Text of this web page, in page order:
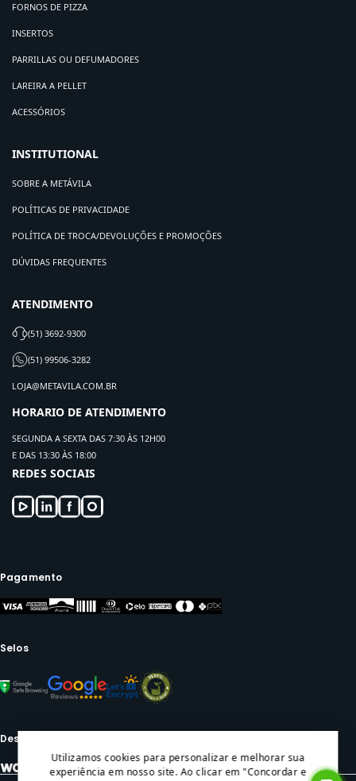
FORNOS DE PIZZA
INSERTOS
PARRILLAS OU DEFUMADORES
LAREIRA A PELLET
ACESSÓRIOS
INSTITUTIONAL
SOBRE A METÁVILA
POLÍTICAS DE PRIVACIDADE
POLÍTICA DE TROCA/DEVOLUÇÕES E PROMOÇÕES
DÚVIDAS FREQUENTES
ATENDIMENTO
(51) 3692-9300
(51) 99506-3282
LOJA@METAVILA.COM.BR
HORARIO DE ATENDIMENTO
SEGUNDA A SEXTA DAS 7:30 ÀS 12H00
E DAS 13:30 ÀS 18:00
REDES SOCIAIS
Pagamento
Selos
Desenvolvido por:
Utilizamos cookies para personalizar e melhorar sua
experiência em nosso site. Ao clicar em "Concordar e